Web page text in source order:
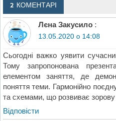
2 КОМЕНТАРІ
Лєна Закусило :
13.05.2020 о 14:08
Сьогодні важко уявити
Тому запропонована
елементом заняття, де
поняття теми. Гармонійно
та схемами, що розвиває
Відповіcти